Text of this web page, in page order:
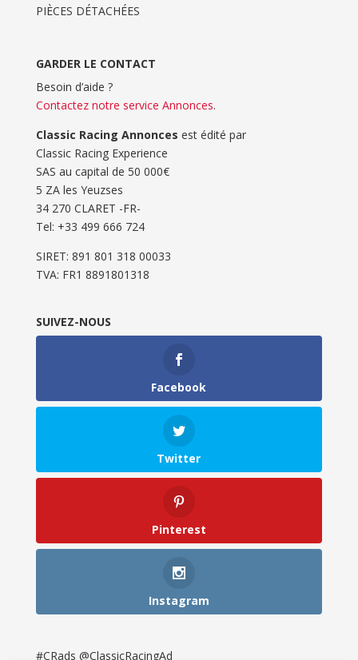
PIÈCES DÉTACHÉES
GARDER LE CONTACT
Besoin d’aide ?
Contactez notre service Annonces.
Classic Racing Annonces est édité par
Classic Racing Experience
SAS au capital de 50 000€
5 ZA les Yeuzses
34 270 CLARET -FR-
Tel: ‭+33 499 666 724‬
SIRET: 891 801 318 00033
TVA: FR1 8891801318
SUIVEZ-NOUS
Facebook
Twitter
Pinterest
Instagram
#CRads @ClassicRacingAd